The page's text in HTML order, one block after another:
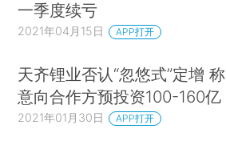
一季度续亏
2021年04月15日 APP打开
天齐锂业否认“忽悠式”定增 称
意向合作方预投资100-160亿
2021年01月30日 APP打开